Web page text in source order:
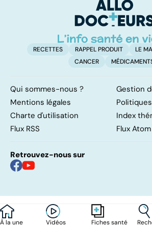
À la une Vidéos Fiches santé
RECETTES RAPPEL PRODUIT
LE
CANCER
Qui sommes-nous ?
Gestion
Mentions légales
Charte d'utilisation
Index
Flux RSS
Flux Atom
Retrouvez-nous sur